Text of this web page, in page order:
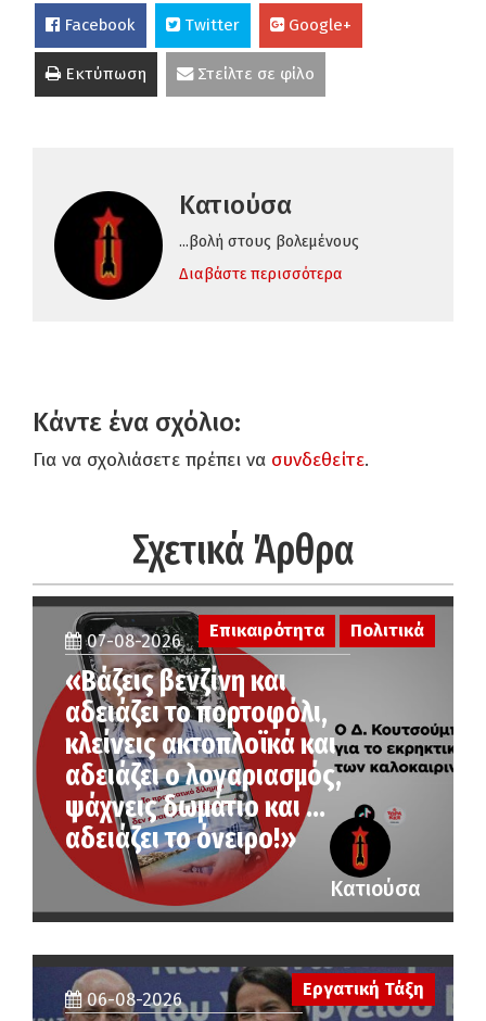
Facebook Twitter Google+
Εκτύπωση Στείλτε σε φίλο
Κατιούσα
...βολή στους βολεμένους
Διαβάστε περισσότερα
Κάντε ένα σχόλιο:
Για να σχολιάσετε πρέπει να συνδεθείτε.
Σχετικά Άρθρα
Επικαιρότητα Πολιτικά
07-08-2026
«Βάζεις βενζίνη και
αδειάζει το πορτοφόλι,
κλείνεις ακτοπλοϊκά και
αδειάζει ο λογαριασμός,
ψάχνεις δωμάτιο και …
αδειάζει το όνειρο!»
Κατιούσα
06-08-2026
Εργατική Τάξη